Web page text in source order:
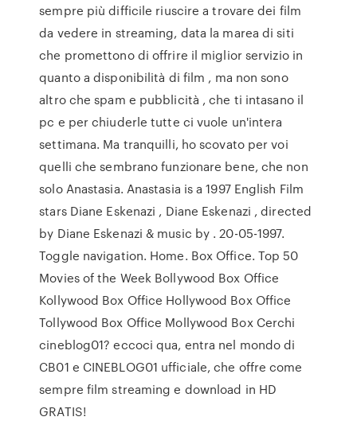
sempre più difficile riuscire a trovare dei film
da vedere in streaming, data la marea di siti
che promettono di offrire il miglior servizio in
quanto a disponibilità di film , ma non sono
altro che spam e pubblicità , che ti intasano il
pc e per chiuderle tutte ci vuole un'intera
settimana. Ma tranquilli, ho scovato per voi
quelli che sembrano funzionare bene, che non
solo Anastasia. Anastasia is a 1997 English Film
stars Diane Eskenazi , Diane Eskenazi , directed
by Diane Eskenazi & music by . 20-05-1997.
Toggle navigation. Home. Box Office. Top 50
Movies of the Week Bollywood Box Office
Kollywood Box Office Hollywood Box Office
Tollywood Box Office Mollywood Box Cerchi
cineblog01? eccoci qua, entra nel mondo di
CB01 e CINEBLOG01 ufficiale, che offre come
sempre film streaming e download in HD
GRATIS!